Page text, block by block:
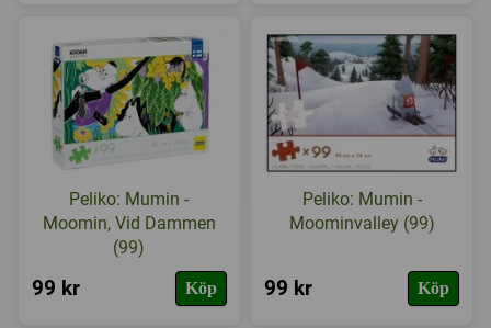
Peliko: Mumin -
Moomin, Vid Dammen
(99)
99 kr Köp
Peliko: Mumin -
Moominvalley (99)
99 kr Köp